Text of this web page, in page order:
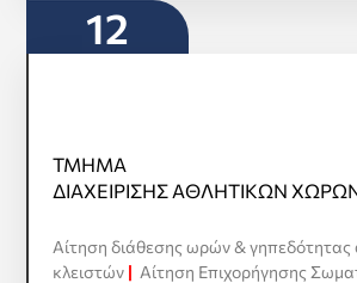
12
ΤΜΗΜΑ
ΔΙΑΧΕΙΡΙΣΗΣ ΑΘΛΗΤΙΚΩΝ
Αίτηση διάθεσης ωρών & γηπεδότητας
κλειστών | Αίτηση Επιχορήγησης
ΤΜΗΜΑ
ΔΙΑΧΕΙΡΙΣΗΣ ΑΘΛΗΤΙΚΩΝ
Προβολή όλων